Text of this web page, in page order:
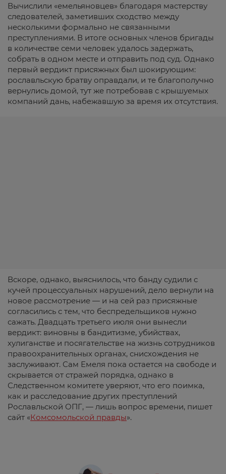
Вычислили «емельяновцев» благодаря мастерству
следователей, заметивших сходство между
несколькими формально не связанными
преступлениями. В итоге основных членов бригады
в количестве семи человек удалось задержать,
собрать в одном месте и отправить под суд. Однако
первый вердикт присяжных был шокирующим:
рославльскую братву оправдали, и те благополучно
вернулись домой, тут же потребовав с крышуемых
компаний дань, набежавшую за время их отсутствия.
Вскоре, однако, выяснилось, что банду судили с
кучей процессуальных нарушений, дело вернули на
новое рассмотрение — и на сей раз присяжные
согласились с тем, что беспредельщиков нужно
сажать. Двадцать третьего июля они вынесли
вердикт: виновны в бандитизме, убийствах,
хулиганстве и посягательстве на жизнь сотрудников
правоохранительных органах, снисхождения не
заслуживают. Сам Емеля пока остается на свободе и
скрывается от стражей порядка, однако в
Следственном комитете уверяют, что его поимка,
как и расследование других преступлений
Рославльской ОПГ, — лишь вопрос времени, пишет
сайт «Комсомольской правды».